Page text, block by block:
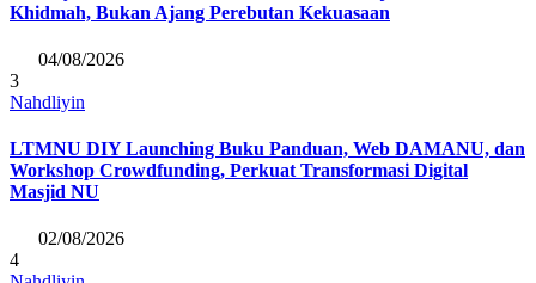
Khidmah, Bukan Ajang Perebutan Kekuasaan
04/08/2026
3
Nahdliyin
LTMNU DIY Launching Buku Panduan, Web DAMANU, dan
Workshop Crowdfunding, Perkuat Transformasi Digital
Masjid NU
02/08/2026
4